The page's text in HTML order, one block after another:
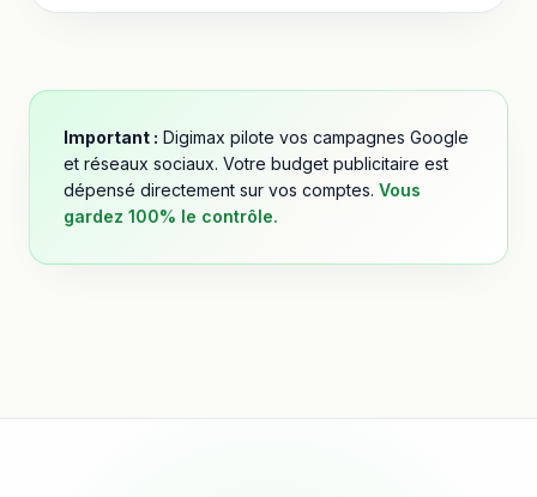
Important : Digimax pilote vos campagnes Google
et réseaux sociaux. Votre budget publicitaire est
dépensé directement sur vos comptes. Vous
gardez 100% le contrôle.